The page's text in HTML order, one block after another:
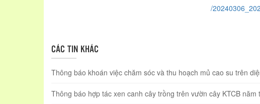
/
CÁC TIN KHÁC
Thông báo khoán việc chăm sóc và thu hoạch mủ cao su trên
Thông báo hợp tác xen canh cây trồng trên vườn cây KTCB năm